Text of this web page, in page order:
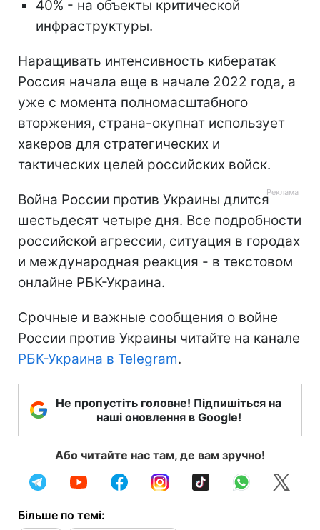
40% - на объекты критической
инфраструктуры.
Наращивать интенсивность кибератак
Россия начала еще в начале 2022 года, а
уже с момента полномасштабного
вторжения, страна-окупнат использует
хакеров для стратегических и
тактических целей российских войск.
Война России против Украины длится
шестьдесят четыре дня. Все подробности
российской агрессии, ситуация в городах
и международная реакция - в текстовом
онлайне РБК-Украина.
Срочные и важные сообщения о войне
России против Украины читайте на канале
РБК-Украина в Telegram.
Не пропустіть головне! Підпишіться на
наші оновлення в Google!
Або читайте нас там, де вам зручно!
Більше по темі: